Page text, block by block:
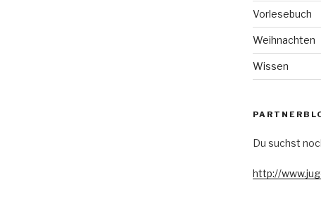
Vorlesebuch
Weihnachten
Wissen
Du suchst
http://